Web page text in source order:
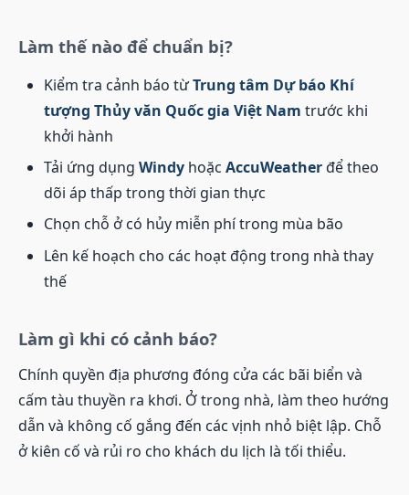
Làm thế nào để chuẩn bị?
Kiểm tra cảnh báo từTrung tâm Dự báo Khí
tượng Thủy văn Quốc gia Việt Nam trước khi
khởi hành
Tải ứng dụng Windy hoặc AccuWeatherđể theo
dõi áp thấp trong thời gian thực
Chọn chỗ ở có hủy miễn phí trong mùa bão
Lên kế hoạch cho các hoạt động trong nhà thay
thế
Làm gì khi có cảnh báo?
Chính quyền địa phương đóng cửa các bãi biển và
cấm tàu thuyền ra khơi. Ở trong nhà, làm theo hướng
dẫn và không cố gắng đến các vịnh nhỏ biệt lập. Chỗ
ở kiên cố và rủi ro cho khách du lịch là tối thiểu.